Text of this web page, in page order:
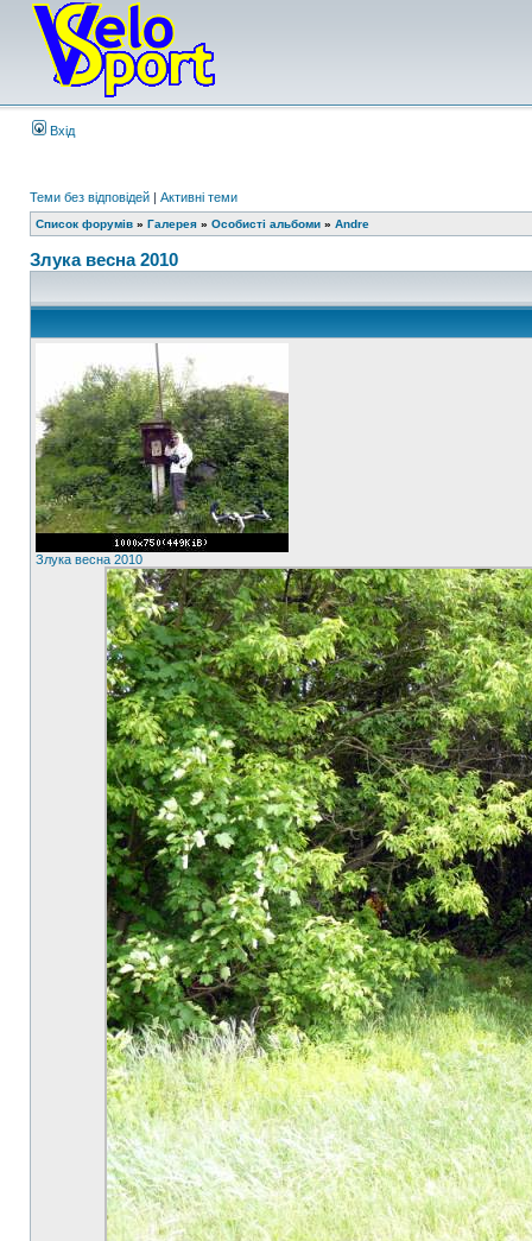
Вхід
Теми без відповідей | Активні теми
Список форумів » Галерея » Особисті альбоми » Andre
Злука весна 2010
Злука весна 2010